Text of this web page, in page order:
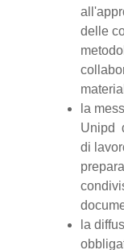
delle
la
Unipd
di
la